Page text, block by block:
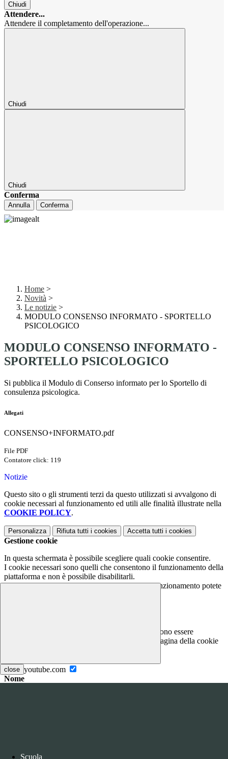
Chiudi
Attendere...
Attendere il completamento dell'operazione...
Chiudi
Chiudi
Conferma
Annulla Conferma
close
Scuola
Home >
Novità >
Le notizie >
MODULO CONSENSO INFORMATO - SPORTELLO
PSICOLOGICO
MODULO CONSENSO INFORMATO -
SPORTELLO PSICOLOGICO
Si pubblica il Modulo di Conserso informato per lo Sportello di
consulenza psicologica.
Allegati
CONSENSO+INFORMATO.pdf
File PDF
Contatore click: 119
Notizie
Questo sito o gli strumenti terzi da questo utilizzati si avvalgono di
cookie necessari al funzionamento ed utili alle finalità illustrate nella
COOKIE POLICY.
Personalizza Rifiuta tutti i cookies Accetta tutti i cookies
Gestione cookie
In questa schermata è possibile scegliere quali cookie consentire.
I cookie necessari sono quelli che consentono il funzionamento della
piattaforma e non è possibile disabilitarli.
Per conoscere quali sono i cookie necessari al funzionamento potete
I cookie necessari per il funzionamento non possono essere
disabilitati. È possibile consultare l'elenco nella pagina della cookie
www.youtube.com
Nome
Descrizione: